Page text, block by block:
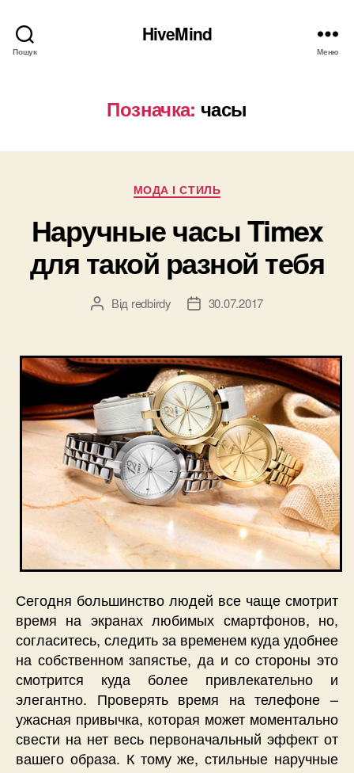
Пошук
HiveMind
Меню
Позначка: часы
Категорії
МОДА І СТИЛЬ
Наручные часы Timex
для такой разной тебя
Автор
Від redbirdy
Дата30.07.2017
Сегодня большинство людей все чаще смотрит
время на экранах любимых смартфонов, но,
согласитесь, следить за временем куда удобнее
на собственном запястье, да и со стороны это
смотрится куда более привлекательно и
элегантно. Проверять время на телефоне –
ужасная привычка, которая может моментально
свести на нет весь первоначальный эффект от
вашего образа. К тому же, стильные наручные